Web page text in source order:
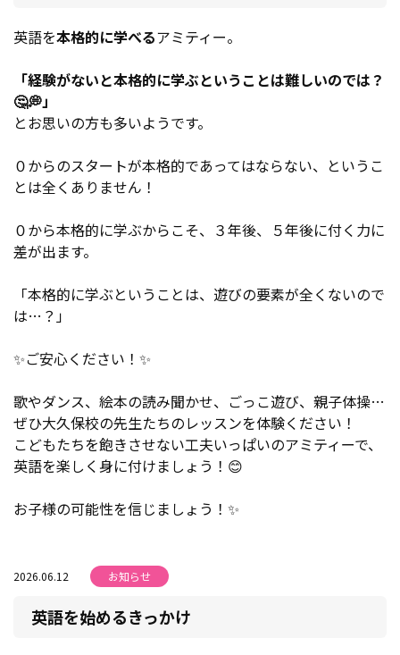
英語を本格的に学べるアミティー。
「経験がないと本格的に学ぶということは難しいのでは？
🤔💭」
とお思いの方も多いようです。
０からのスタートが本格的であってはならない、というこ
とは全くありません！
０から本格的に学ぶからこそ、３年後、５年後に付く力に
差が出ます。
「本格的に学ぶということは、遊びの要素が全くないので
は…？」
✨ご安心ください！✨
歌やダンス、絵本の読み聞かせ、ごっこ遊び、親子体操…
ぜひ大久保校の先生たちのレッスンを体験ください！
こどもたちを飽きさせない工夫いっぱいのアミティーで、
英語を楽しく身に付けましょう！😊
お子様の可能性を信じましょう！✨
2026.06.12 お知らせ
英語を始めるきっかけ